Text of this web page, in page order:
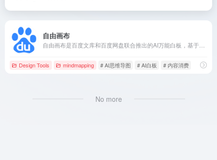
自由画布
Design Tools mindmapping # AI思维导图 # AI白板 # 内容消费
No more